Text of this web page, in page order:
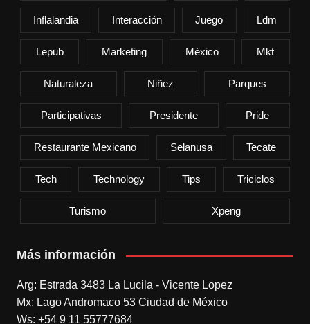
Inflalandia Interacción Juego Ldm
Lepub Marketing México Mkt
Naturaleza Niñez Parques
Participativas Presidente Pride
Restaurante Mexicano Selanusa Tecate
Tech Technology Tips Triciclos
Turismo Xpeng
Más información
Arg: Estrada 3483 La Lucila - Vicente Lopez
Mx: Lago Andromaco 53 Ciudad de México
Ws: +54 9 11 55777684